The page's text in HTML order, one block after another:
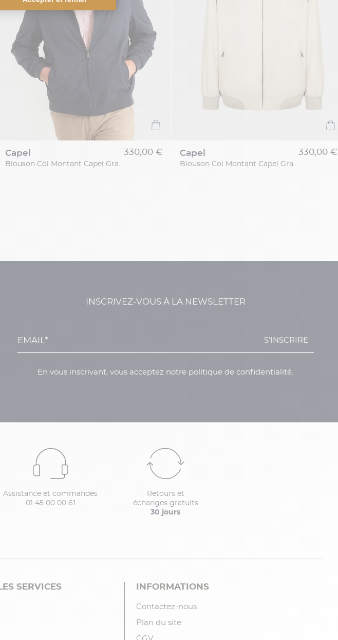
capel
Blouson Col Montant Capel Grande Taille
330,00 € capel
Blouson Col Montant Capel Grande Taille
330,00 €
INSCRIVEZ-VOUS À LA NEWSLETTER
S'INSCRIRE
En vous inscrivant, vous acceptez notre politique de confidentialité.
Assistance et commandes
01 45 00 00 61
Retours et
échanges gratuits
30 jours
SERVICES INFORMATIONS
Contactez-nous
Plan du site